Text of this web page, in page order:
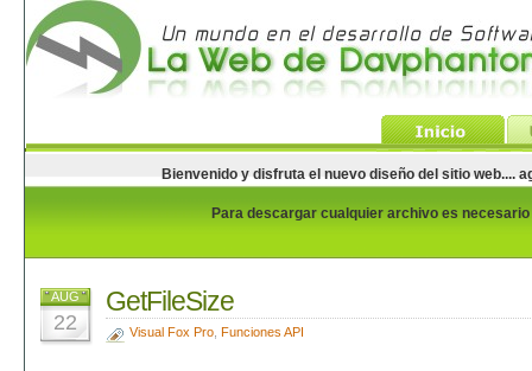
Bienvenido y disfruta el nuevo diseño del sitio web....
Para descargar cualquier archivo es
AUG
22
GetFileSize
Visual Fox Pro, Funciones API